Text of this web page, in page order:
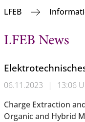
LFEB
LFEB News
06.11.2023 |
13:06
Charge Extraction
Organic and Hybrid